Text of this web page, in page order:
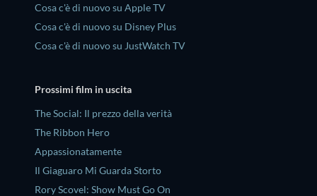
Cosa c'è di nuovo su Apple TV
Cosa c'è di nuovo su Disney Plus
Cosa c'è di nuovo su JustWatch TV
Prossimi film in uscita
The Social: Il prezzo della verità
The Ribbon Hero
Appassionatamente
Il Giaguaro Mi Guarda Storto
Rory Scovel: Show Must Go On